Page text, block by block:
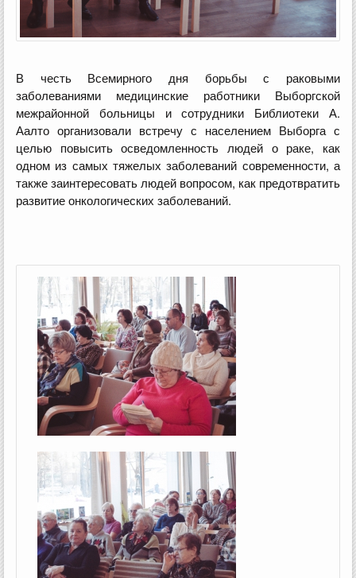
В честь Всемирного дня борьбы с раковыми
заболеваниями медицинские работники Выборгской
межрайонной больницы и сотрудники Библиотеки А.
Аалто организовали встречу с населением Выборга с
целью повысить осведомленность людей о раке, как
одном из самых тяжелых заболеваний современности, а
также заинтересовать людей вопросом, как предотвратить
развитие онкологических заболеваний.